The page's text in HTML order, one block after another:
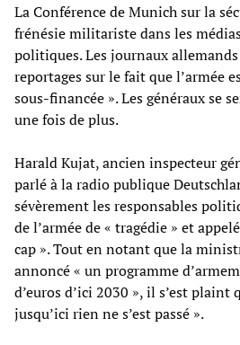
La Conférence de Munich sur la
frénésie militariste dans les
politiques. Les journaux
reportages sur le fait que l’armée
sous-financée ». Les généraux se
une fois de plus.
Harald Kujat, ancien inspecteur
parlé à la radio publique
sévèrement les responsables
de l’armée de « tragédie » et
cap ». Tout en notant que la
annoncé « un programme
d’euros d’ici 2030 », il s’est plaint
jusqu’ici rien ne s’est passé ».